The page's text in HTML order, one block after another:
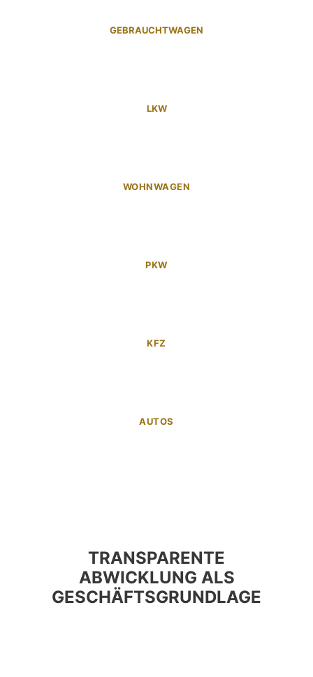
GEBRAUCHTWAGEN
LKW
WOHNWAGEN
PKW
KFZ
AUTOS
TRANSPARENTE
ABWICKLUNG ALS
GESCHÄFTSGRUNDLAGE